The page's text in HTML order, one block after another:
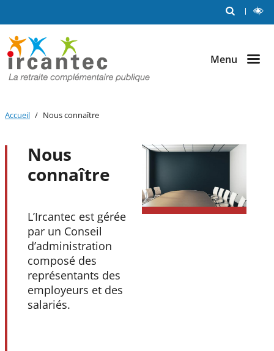
contenu
principal
menu
principal
bouton
lecture
contraste
RECHERCHE
Menu
Accueil Nous connaître
Nous
connaître
L’Ircantec est gérée
par un Conseil
d’administration
composé des
représentants des
employeurs et des
salariés.